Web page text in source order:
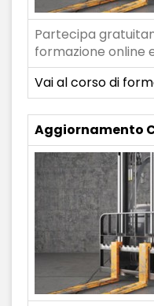
Partecipa
formazione online
Vai al corso di
Aggiornamento